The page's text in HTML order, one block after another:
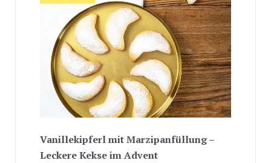
Vanillekipferl mit Marzipanfüllung –
Leckere Kekse im Advent